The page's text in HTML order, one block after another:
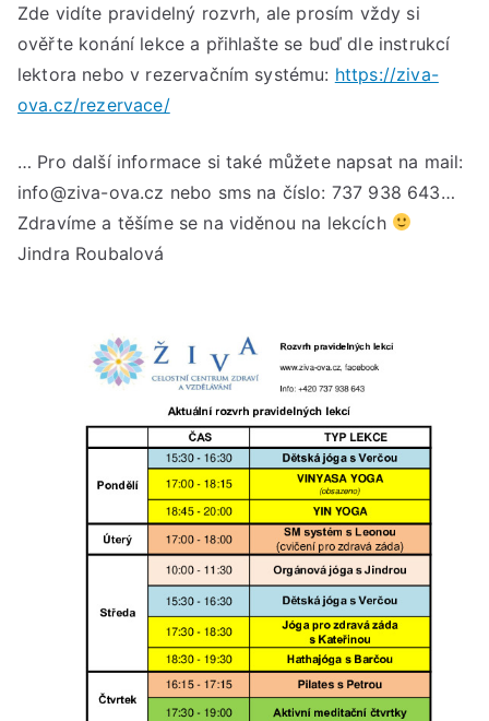
Zde vidíte pravidelný rozvrh, ale prosím vždy si
ověřte konání lekce a přihlašte se buď dle instrukcí
lektora nebo v rezervačním systému: https://ziva-
ova.cz/rezervace/
… Pro další informace si také můžete napsat na mail:
info@ziva-ova.cz nebo sms na číslo: 737 938 643…
Zdravíme a těšíme se na viděnou na lekcích
Jindra Roubalová